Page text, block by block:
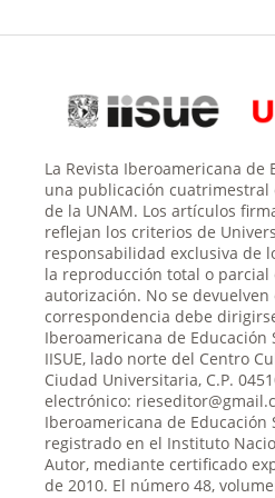
La Revista Iberoamericana de
una publicación cuatrimestral
de la UNAM. Los artículos
reflejan los criterios de
responsabilidad exclusiva de
la reproducción total o parcial
autorización. No se devuelven
correspondencia debe
Iberoamericana de Educación
IISUE, lado norte del Centro
Ciudad Universitaria, C.P.
electrónico:
Iberoamericana de Educación
registrado en el Instituto
Autor, mediante certificado
de 2010. El número 48,